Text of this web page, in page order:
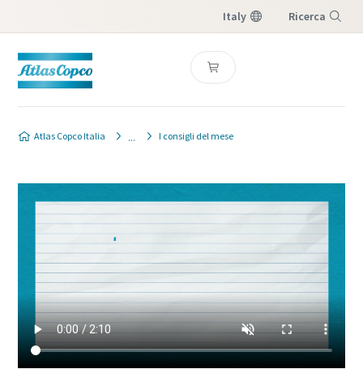
Italy Ricerca
Atlas Copco Italia I consigli del mese